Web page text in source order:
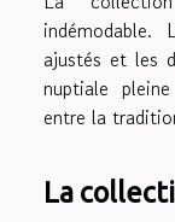
indémodable.
ajustés et les
nuptiale
entre la
La